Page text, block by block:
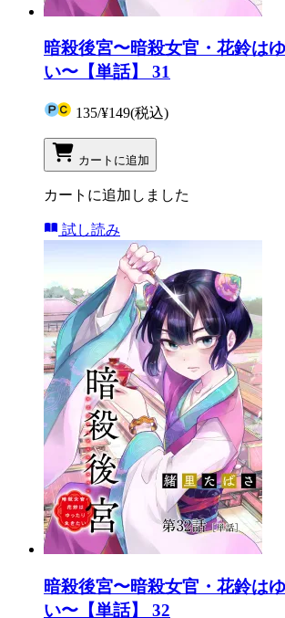
暗殺後宮〜暗殺女官・花鈴は
い〜【単話】 31
135/¥149(税込)
カートに追加
カートに追加しました
試し読み
暗殺後宮〜暗殺女官・花鈴は
い〜【単話】 32